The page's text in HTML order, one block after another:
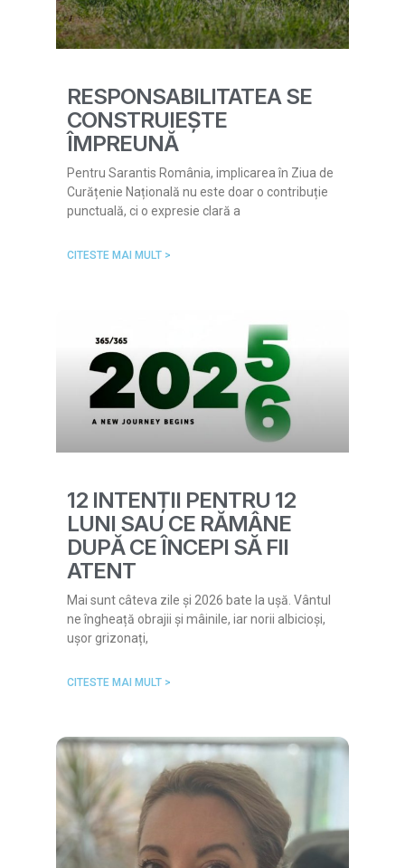
RESPONSABILITATEA SE
CONSTRUIEȘTE
ÎMPREUNĂ
Pentru Sarantis România, implicarea în Ziua de
Curățenie Națională nu este doar o contribuție
punctuală, ci o expresie clară a
CITESTE MAI MULT >
12 INTENȚII PENTRU 12
LUNI SAU CE RĂMÂNE
DUPĂ CE ÎNCEPI SĂ FII
ATENT
Mai sunt câteva zile și 2026 bate la ușă. Vântul
ne îngheață obrajii și mâinile, iar norii albicioși,
ușor grizonați,
CITESTE MAI MULT >